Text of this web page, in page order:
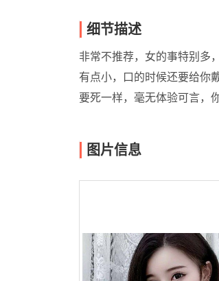
细节描述
非常不推荐，女的事特别多
有点小，口的时候还要给你
要死一样，毫无体验可言，
图片信息